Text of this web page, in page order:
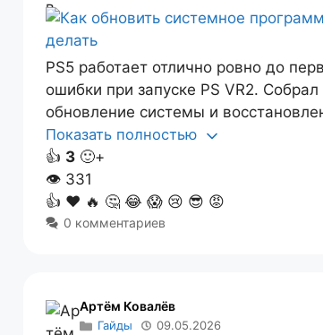
PS5 работает отлично ровно до
ошибки при запуске PS VR2.
обновление системы и
Показать полностью
👍 3 🙂+
👁 331
👍 ❤️ 🔥 🤔 😂 😱 😢 😎 😡
0 комментариев
Артём Ковалёв
Гайды 09.05.2026